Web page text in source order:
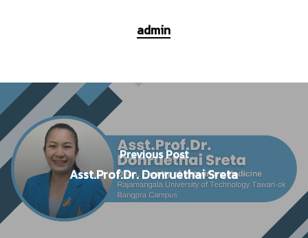
admin
Previous Post
Asst.Prof.Dr. Donruethai Sreta